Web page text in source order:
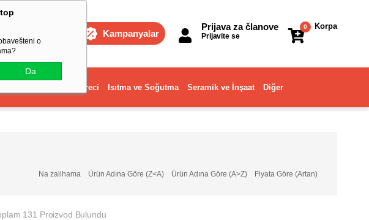
o
Da
Kampanyalar
Korpa
0
Prijava za članove
Prijavite se
Dekorasyon ve Ev Gereci Isıtma ve Soğutma Seramik ve İnşaat Diğer
Fiyata Göre (Artan)
Ürün Adına Göre (A>Z)
Ürün Adına Göre (Z<A)
Na zalihama
131 Proizvod Bulundu